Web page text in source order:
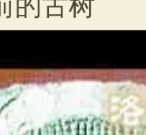
的古树